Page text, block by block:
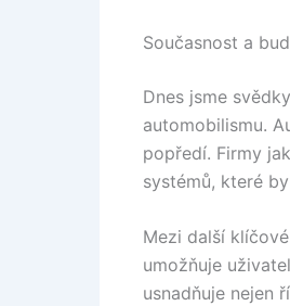
Současnost a
Dnes jsme
automobilismu.
popředí. Firmy
systémů, které
Mezi další
umožňuje
usnadňuje nejen